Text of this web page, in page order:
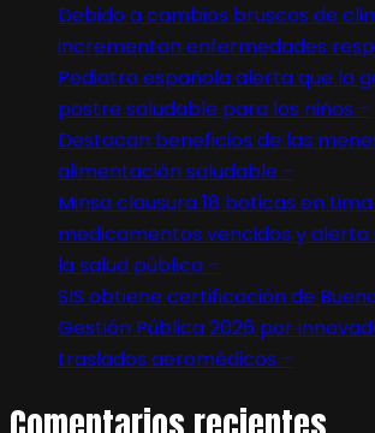
Debido a cambios bruscos de
incrementan enfermedades
Pediatra española alerta que la
postre saludable para los niños –
Destacan beneficios de las
alimentación saludable –
Minsa clausura 18 boticas en
medicamentos vencidos y alerta
la salud pública –
SIS obtiene certificación de
Gestión Pública 2026 por
traslados aeromédicos –